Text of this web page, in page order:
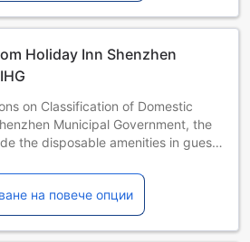
Holiday Inn Shenzhen
on Classification of Domestic
Municipal Government, the
the disposable amenities in guest
Regulations on Classification of
by Shenzhen Municipal
21, 2020 onward the property
amenities including toothbrush,
на повече опции